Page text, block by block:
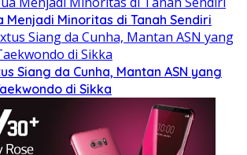
Menjadi Minoritas di Tanah Sendiri
Siang da Cunha, Mantan ASN yang
di Sikka